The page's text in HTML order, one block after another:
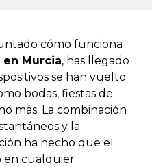
cómo funciona
Murcia, has llegado
se han vuelto
bodas, fiestas de
más. La combinación
y la
ha hecho que el
en cualquier